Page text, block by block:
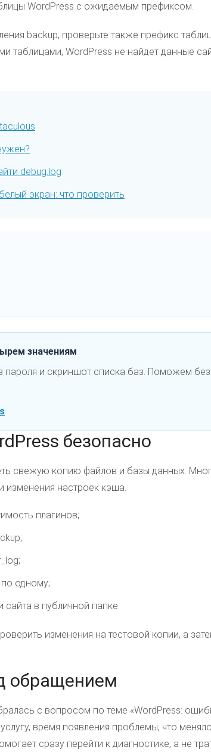
WordPress с ожидаемым префиксом.
backup, проверьте также префикс
таблицами, WordPress не найдет данные
debug.log
экран: что проверить
значениям
пароля и скриншот списка баз. Поможем
безопасно
свежую копию файлов и базы данных.
изменения настроек кэша.
плагинов;
одному;
сайта в публичной папке.
изменения на тестовой копии, а
обращением
с вопросом по теме «WordPress:
время появления проблемы, что
сразу перейти к диагностике, а не